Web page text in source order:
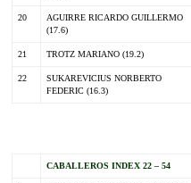
20
AGUIRRE RICARDO GUILLERMO
(17.6)
21 TROTZ MARIANO (19.2)
22
SUKAREVICIUS NORBERTO
FEDERIC (16.3)
CABALLEROS INDEX 22 – 54